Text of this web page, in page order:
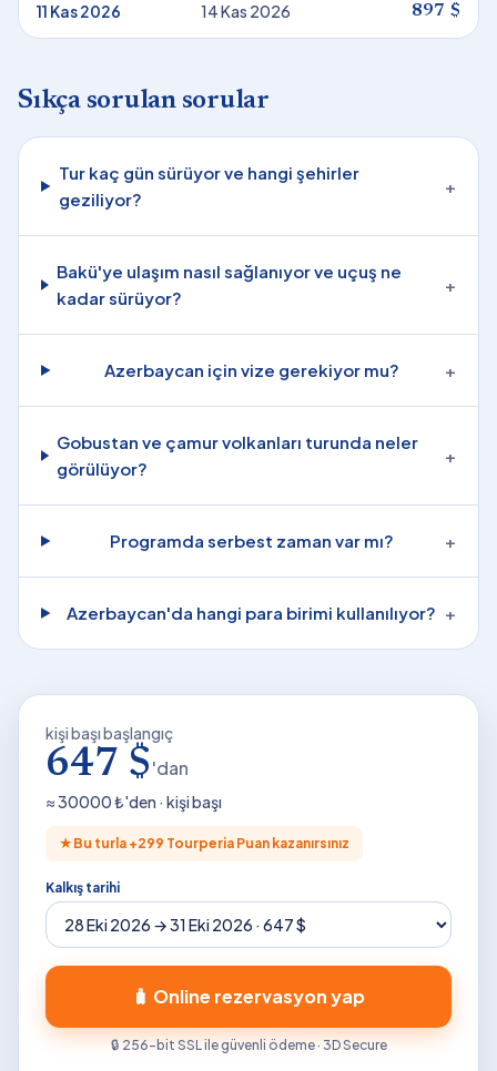
11 Kas 2026 14 Kas 2026 897 $
Sıkça sorulan sorular
Tur kaç gün sürüyor ve hangi şehirler
geziliyor?
+
Bakü'ye ulaşım nasıl sağlanıyor ve uçuş ne
kadar sürüyor?
+
Azerbaycan için vize gerekiyor mu? +
Gobustan ve çamur volkanları turunda neler
görülüyor?
+
Programda serbest zaman var mı? +
Azerbaycan'da hangi para birimi kullanılıyor? +
kişi başı başlangıç
647 $'dan
≈30000₺'den · kişi başı
★ Bu turla +299 Tourperia Puan kazanırsınız
Kalkış tarihi
🧳 Online rezervasyon yap
🔒 256-bit SSL ile güvenli ödeme · 3D Secure